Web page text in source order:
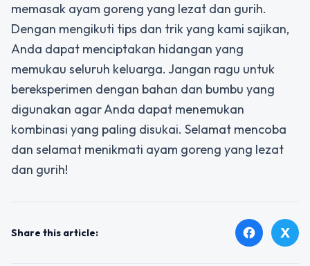
memasak ayam goreng yang lezat dan gurih.
Dengan mengikuti tips dan trik yang kami sajikan,
Anda dapat menciptakan hidangan yang
memukau seluruh keluarga. Jangan ragu untuk
bereksperimen dengan bahan dan bumbu yang
digunakan agar Anda dapat menemukan
kombinasi yang paling disukai. Selamat mencoba
dan selamat menikmati ayam goreng yang lezat
dan gurih!
Share this article: facebook X